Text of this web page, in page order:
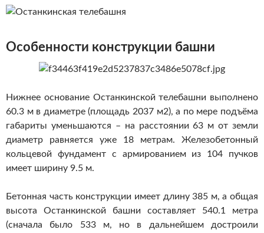
Особенности конструкции башни
Нижнее основание Останкинской телебашни выполнено
60.3 м в диаметре (площадь 2037 м2), а по мере подъёма
габариты уменьшаются – на расстоянии 63 м от земли
диаметр равняется уже 18 метрам. Железобетонный
кольцевой фундамент с армированием из 104 пучков
имеет ширину 9.5 м.
Бетонная часть конструкции имеет длину 385 м, а общая
высота Останкинской башни составляет 540.1 метра
(сначала было 533 м, но в дальнейшем достроили